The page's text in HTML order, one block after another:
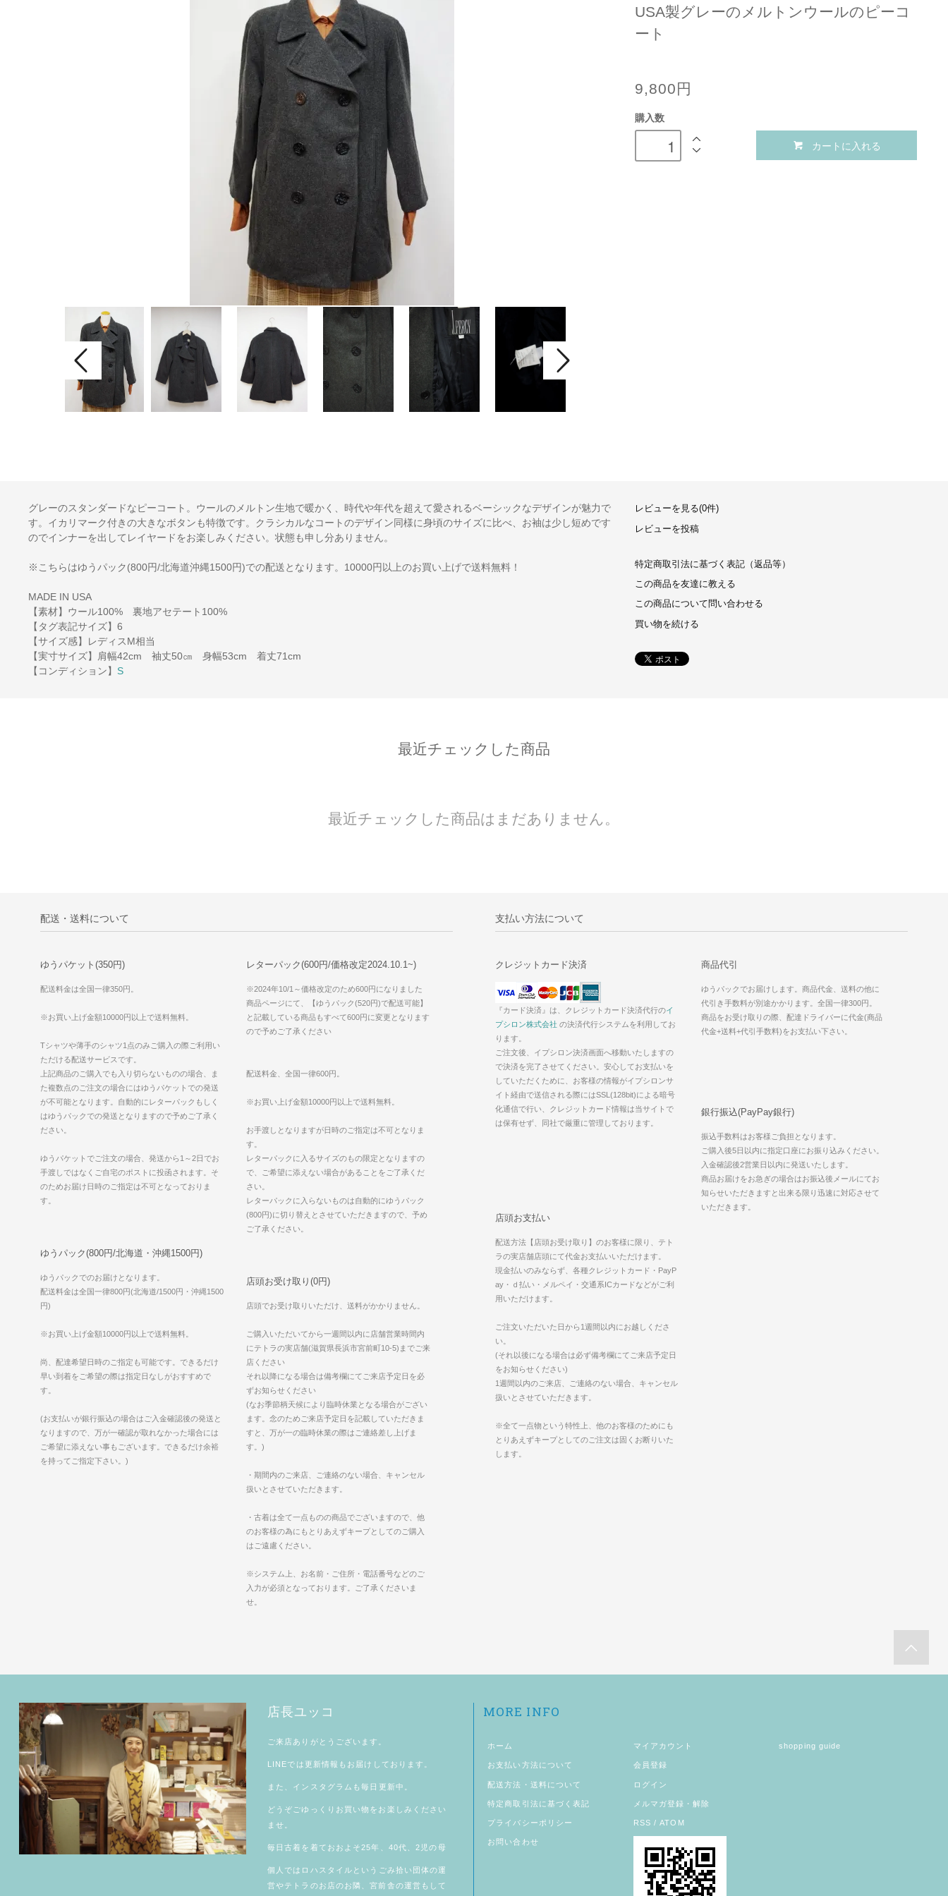
USA製グレーのメルトンウールのピーコ
ート
9,800円
購入数
カートに入れる
グレーのスタンダードなピーコート。ウールのメルトン生地で暖かく、時代や年代を超えて愛されるベーシックなデザインが魅力で
す。イカリマーク付きの大きなボタンも特徴です。クラシカルなコートのデザイン同様に身頃のサイズに比べ、お袖は少し短めです
のでインナーを出してレイヤードをお楽しみください。状態も申し分ありません。
※こちらはゆうパック(800円/北海道沖縄1500円)での配送となります。10000円以上のお買い上げで送料無料！
MADE IN USA
【素材】ウール100% 裏地アセテート100%
【タグ表記サイズ】6
【サイズ感】レディスM相当
【実寸サイズ】肩幅42cm 袖丈50㎝ 身幅53cm 着丈71cm
【コンディション】 S
レビューを見る(0件)
レビューを投稿
特定商取引法に基づく表記（返品等）
この商品を友達に教える
この商品について問い合わせる
買い物を続ける
最近チェックした商品
最近チェックした商品はまだありません。
配送・送料について
ゆうパケット(350円)
配送料金は全国一律350円。
※お買い上げ金額10000円以上で送料無料。
Tシャツや薄手のシャツ1点のみご購入の際ご利用い
ただける配送サービスです。
上記商品のご購入でも入り切らないものの場合、ま
た複数点のご注文の場合にはゆうパケットでの発送
が不可能となります。自動的にレターパックもしく
はゆうパックでの発送となりますので予めご了承く
ださい。
ゆうパケットでご注文の場合、発送から1～2日でお
手渡しではなくご自宅のポストに投函されます。そ
のためお届け日時のご指定は不可となっておりま
す。
レターパック(600円/価格改定2024.10.1~)
※2024年10/1～価格改定のため600円になりました
商品ページにて、【ゆうパック(520円)で配送可能】
と記載している商品もすべて600円に変更となります
ので予めご了承ください
配送料金、全国一律600円。
※お買い上げ金額10000円以上で送料無料。
お手渡しとなりますが日時のご指定は不可となりま
す。
レターパックに入るサイズのもの限定となりますの
で、ご希望に添えない場合があることをご了承くだ
さい。
レターパックに入らないものは自動的にゆうパック
(800円)に切り替えとさせていただきますので、予め
ご了承ください。
ゆうパック(800円/北海道・沖縄1500円)
ゆうパックでのお届けとなります。
配送料金は全国一律800円(北海道/1500円・沖縄1500
円)
※お買い上げ金額10000円以上で送料無料。
尚、配達希望日時のご指定も可能です。できるだけ
早い到着をご希望の際は指定日なしがおすすめで
す。
(お支払いが銀行振込の場合はご入金確認後の発送と
なりますので、万が一確認が取れなかった場合には
ご希望に添えない事もございます。できるだけ余裕
を持ってご指定下さい。)
店頭お受け取り(0円)
店頭でお受け取りいただけ、送料がかかりません。
ご購入いただいてから一週間以内に店舗営業時間内
にテトラの実店舗(滋賀県長浜市宮前町10-5)までご来
店ください
それ以降になる場合は備考欄にてご来店予定日を必
ずお知らせください
(なお季節柄天候により臨時休業となる場合がござい
ます。念のためご来店予定日を記載していただきま
すと、万が一の臨時休業の際はご連絡差し上げま
す。)
・期間内のご来店、ご連絡のない場合、キャンセル
扱いとさせていただきます。
・古着は全て一点ものの商品でございますので、他
のお客様の為にもとりあえずキープとしてのご購入
はご遠慮ください。
※システム上、お名前・ご住所・電話番号などのご
入力が必須となっております。ご了承くださいま
せ。
支払い方法について
クレジットカード決済
『カード決済』は、クレジットカード決済代行のイ
プシロン株式会社 の決済代行システムを利用してお
ります。
ご注文後、イプシロン決済画面へ移動いたしますの
で決済を完了させてください。安心してお支払いを
していただくために、お客様の情報がイプシロンサ
イト経由で送信される際にはSSL(128bit)による暗号
化通信で行い、クレジットカード情報は当サイトで
は保有せず、同社で厳重に管理しております。
商品代引
ゆうパックでお届けします。商品代金、送料の他に
代引き手数料が別途かかります。全国一律300円。
商品をお受け取りの際、配達ドライバーに代金(商品
代金+送料+代引手数料)をお支払い下さい。
銀行振込(PayPay銀行)
振込手数料はお客様ご負担となります。
ご購入後5日以内に指定口座にお振り込みください。
入金確認後2営業日以内に発送いたします。
商品お届けをお急ぎの場合はお振込後メールにてお
知らせいただきますと出来る限り迅速に対応させて
いただきます。
店頭お支払い
配送方法【店頭お受け取り】のお客様に限り、テト
ラの実店舗店頭にて代金お支払いいただけます。
現金払いのみならず、各種クレジットカード・PayP
ay・ｄ払い・メルペイ・交通系ICカードなどがご利
用いただけます。
ご注文いただいた日から1週間以内にお越しくださ
い。
(それ以後になる場合は必ず備考欄にてご来店予定日
をお知らせください)
1週間以内のご来店、ご連絡のない場合、キャンセル
扱いとさせていただきます。
※全て一点物という特性上、他のお客様のためにも
とりあえずキープとしてのご注文は固くお断りいた
します。
店長ユッコ
ご来店ありがとうございます。
LINEでは更新情報もお届けしております。
また、 インスタグラム も毎日更新中。
どうぞごゆっくりお買い物をお楽しみください
ませ。
毎日古着を着ておおよそ25年、40代、2児の母
個人では ロハスタイル というごみ拾い団体の運
営やテトラのお店のお隣、宮前舎の運営もして
MORE INFO
ホーム
お支払い方法について
配送方法・送料について
特定商取引法に基づく表記
プライバシーポリシー
お問い合わせ
マイアカウント
会員登録
ログイン
メルマガ登録・解除
RSS /ATOM
shopping guide